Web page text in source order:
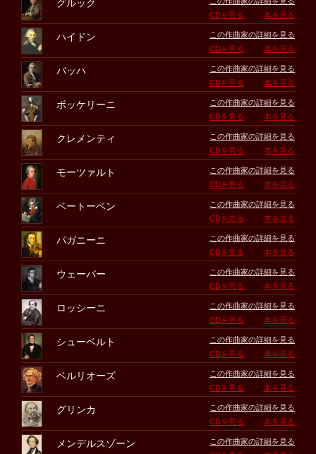
グルック
CDを見る
本を見る
ハイドン
この作曲家の詳細を見る
CDを見る
本を見る
バッハ
この作曲家の詳細を見る
CDを見る
本を見る
ボッケリーニ
この作曲家の詳細を見る
CDを見る
本を見る
クレメンティ
この作曲家の詳細を見る
CDを見る
本を見る
モーツァルト
この作曲家の詳細を見る
CDを見る
本を見る
ベートーベン
この作曲家の詳細を見る
CDを見る
本を見る
パガニーニ
この作曲家の詳細を見る
CDを見る
本を見る
ウェーバー
この作曲家の詳細を見る
CDを見る
本を見る
ロッシーニ
この作曲家の詳細を見る
CDを見る
本を見る
シューベルト
この作曲家の詳細を見る
CDを見る
本を見る
ベルリオーズ
この作曲家の詳細を見る
CDを見る
本を見る
グリンカ
この作曲家の詳細を見る
CDを見る
本を見る
メンデルスゾーン
この作曲家の詳細を見る